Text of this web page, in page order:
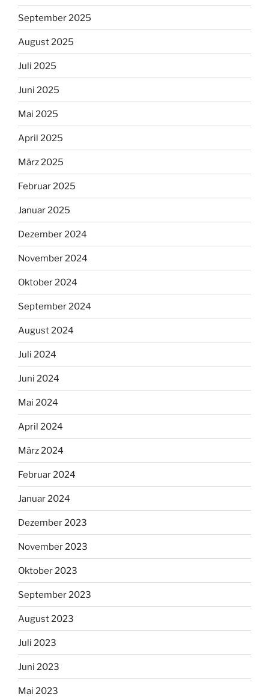
September 2025
August 2025
Juli 2025
Juni 2025
Mai 2025
April 2025
März 2025
Februar 2025
Januar 2025
Dezember 2024
November 2024
Oktober 2024
September 2024
August 2024
Juli 2024
Juni 2024
Mai 2024
April 2024
März 2024
Februar 2024
Januar 2024
Dezember 2023
November 2023
Oktober 2023
September 2023
August 2023
Juli 2023
Juni 2023
Mai 2023